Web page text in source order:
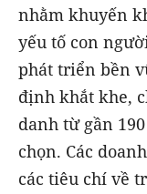
nhằm khuyến
yếu tố con
phát triển bền
định khắt khe,
danh từ gần
chọn. Các
các tiêu chí về